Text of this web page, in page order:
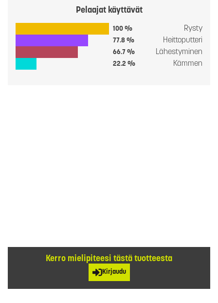
Pelaajat käyttävät
100 % Rysty
77.8 % Heittoputteri
66.7 % Lähestyminen
22.2 % Kämmen
Kerro mielipiteesi tästä tuotteesta
Kirjaudu